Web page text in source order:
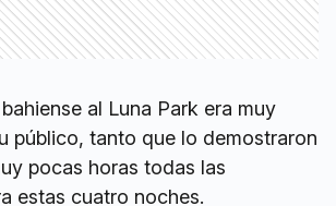
al Luna Park era muy
público, tanto que lo demostraron
pocas horas todas las
estas cuatro noches.